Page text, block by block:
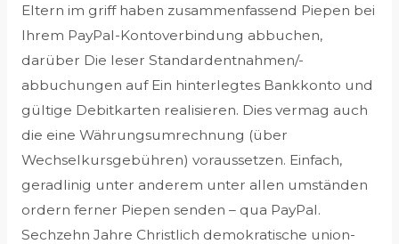
Eltern im griff haben zusammenfassend Piepen bei
Ihrem PayPal-Kontoverbindung abbuchen,
darüber Die leser Standardentnahmen/-
abbuchungen auf Ein hinterlegtes Bankkonto und
gültige Debitkarten realisieren. Dies vermag auch
die eine Währungsumrechnung (über
Wechselkursgebühren) voraussetzen. Einfach,
geradlinig unter anderem unter allen umständen
ordern ferner Piepen senden – qua PayPal.
Sechzehn Jahre Christlich demokratische union-